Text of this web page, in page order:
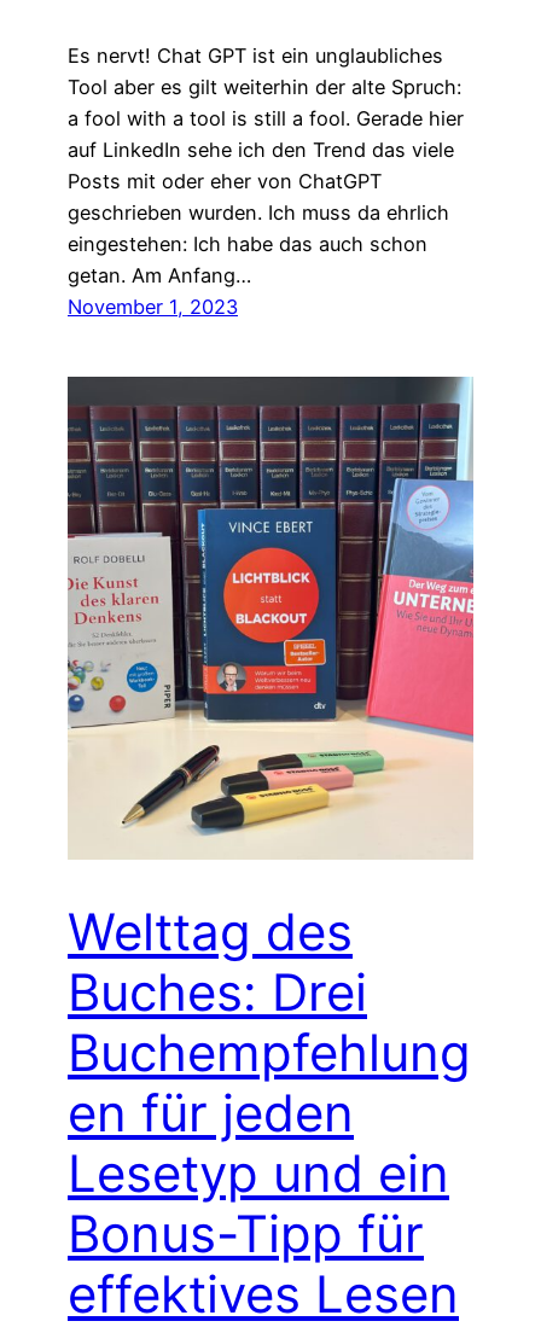
Es nervt! Chat GPT ist ein unglaubliches
Tool aber es gilt weiterhin der alte Spruch:
a fool with a tool is still a fool. Gerade hier
auf LinkedIn sehe ich den Trend das viele
Posts mit oder eher von ChatGPT
geschrieben wurden. Ich muss da ehrlich
eingestehen: Ich habe das auch schon
getan. Am Anfang…
November 1, 2023
Welttag des
Buches: Drei
Buchempfehlung
en für jeden
Lesetyp und ein
Bonus-Tipp für
effektives Lesen